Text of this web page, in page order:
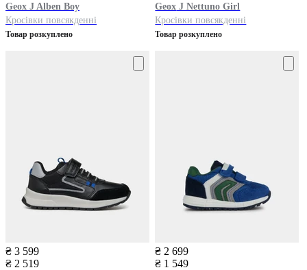
Geox J Alben Boy
Кросівки повсякденні
Товар розкуплено
Geox J Nettuno Girl
Кросівки повсякденні
Товар розкуплено
₴ 3 599
₴ 2 519
₴ 2 699
₴ 1 549